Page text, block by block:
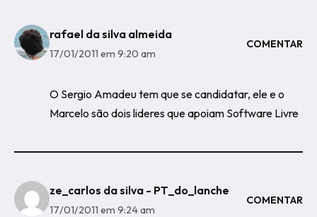
rafael da silva almeida
17/01/2011 em 9:20 am
COMENTAR
O Sergio Amadeu tem que se candidatar, ele e o
Marcelo são dois lideres que apoiam Software Livre
ze_carlos da silva - PT_do_lanche
17/01/2011 em 9:24 am
COMENTAR